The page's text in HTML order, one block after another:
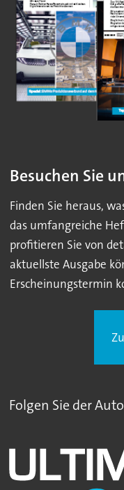
Besuchen Sie
Finden Sie heraus,
das umfangreiche
profitieren Sie von
aktuellste Ausgabe
Erscheinungstermin
Folgen Sie der